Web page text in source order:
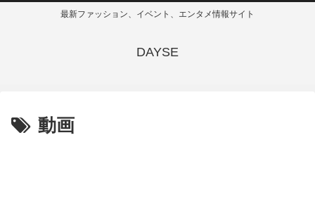
最新ファッション、イベント、エンタメ情報サイト
DAYSE
動画